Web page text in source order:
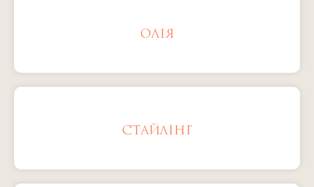
ОЛІЯ
СТАЙЛІНГ